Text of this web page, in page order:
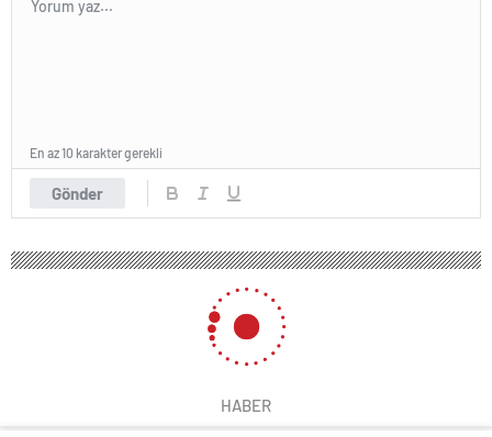
Gönder
En az 10 karakter gerekli
HABER